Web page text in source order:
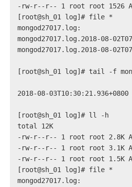
-rw-r--r-- 1 root root 1526
[root@sh_01 log]# file *
mongod27017.log:
mongod27017.log.2018-08-
mongod27017.log.2018-08-
[root@sh_01 log]# tail -f
2018-08-
[root@sh_01 log]# ll -h
total 12K
-rw-r--r-- 1 root root 2.8K
-rw-r--r-- 1 root root 3.1K
-rw-r--r-- 1 root root 1.5K
[root@sh_01 log]# file *
mongod27017.log: